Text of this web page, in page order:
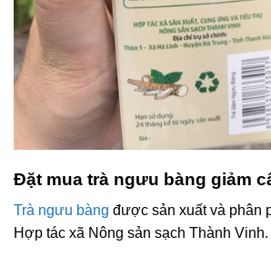
Đặt mua trà ngưu bàng giảm
Trà ngưu bàng được sản xuất và phân
Hợp tác xã Nông sản sạch Thành Vinh.